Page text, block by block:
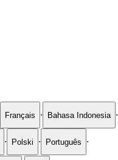
Français · Bahasa Indonesia ·
· Polski · Português ·